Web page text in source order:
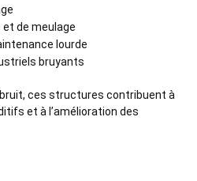
et de meulage
lourde
bruyants
bruit, ces structures contribuent à
et à l’amélioration des